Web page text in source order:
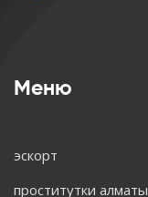
Меню
эскорт
проститутки алматы